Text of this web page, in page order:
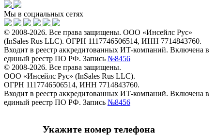
Мы в социальных сетях
© 2008-2026. Все права защищены. ООО «Инсейлс Рус»
(InSales Rus LLC). ОГРН 1117746506514, ИНН 7714843760.
Входит в реестр аккредитованных ИТ-компаний. Включена в
единый реестр ПО РФ. Запись №8456
© 2008-2026. Все права защищены.
ООО «Инсейлс Рус» (InSales Rus LLC).
ОГРН 1117746506514, ИНН 7714843760.
Входит в реестр аккредитованных ИТ-компаний. Включена в
единый реестр ПО РФ. Запись №8456
Укажите номер телефона